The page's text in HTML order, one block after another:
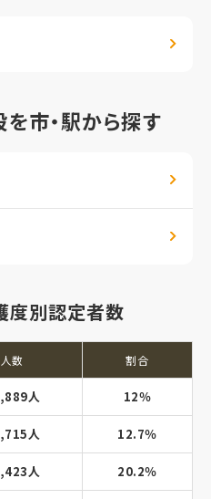
市・駅から探す
度別認定者数
人数 割合
人 12％
人 12.7％
人 20.2％